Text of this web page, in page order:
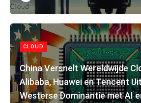
CLOUD
China Versnelt Wereldwijde
Alibaba, Huawei en Tencent
Westerse Dominantie met AI